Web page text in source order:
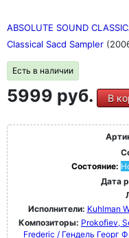
ABSOLUTE SOUND
Classical Sacd Sampler
Есть в наличии
5999 руб. В
Состояние:
Дата
Исполнители: Kuhlman
Композиторы: Prokofiev,
Frederic / Гендель Георг